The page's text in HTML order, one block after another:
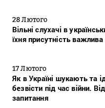
28 Лютого
Вільні слухачі в
їхня присутність важлива
17 Лютого
Як в Україні шукають та
безвісти під час війни.
запитання